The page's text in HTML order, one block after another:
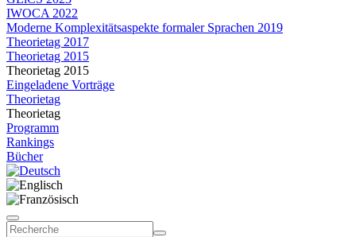
IWOCA 2022
Moderne Komplexitätsaspekte formaler Sprachen 2019
Theorietag 2017
Theorietag 2015
Theorietag 2015
Eingeladene Vorträge
Theorietag
Theorietag
Programm
Rankings
Bücher